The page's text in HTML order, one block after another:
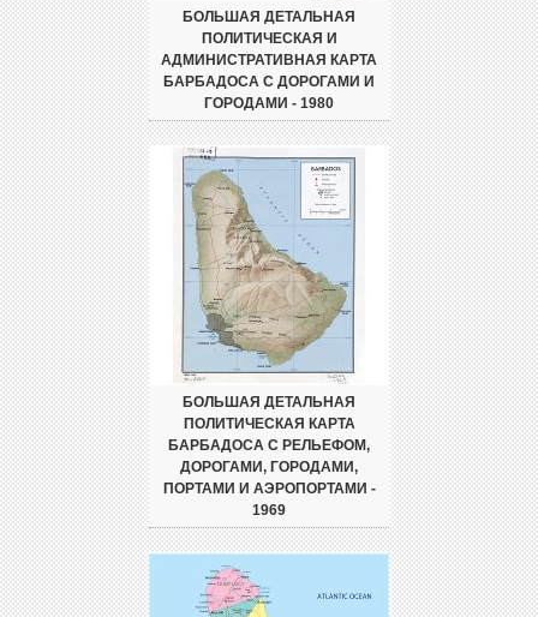
БОЛЬШАЯ ДЕТАЛЬНАЯ
ПОЛИТИЧЕСКАЯ И
АДМИНИСТРАТИВНАЯ КАРТА
БАРБАДОСА С ДОРОГАМИ И
ГОРОДАМИ - 1980
БОЛЬШАЯ ДЕТАЛЬНАЯ
ПОЛИТИЧЕСКАЯ КАРТА
БАРБАДОСА С РЕЛЬЕФОМ,
ДОРОГАМИ, ГОРОДАМИ,
ПОРТАМИ И АЭРОПОРТАМИ -
1969